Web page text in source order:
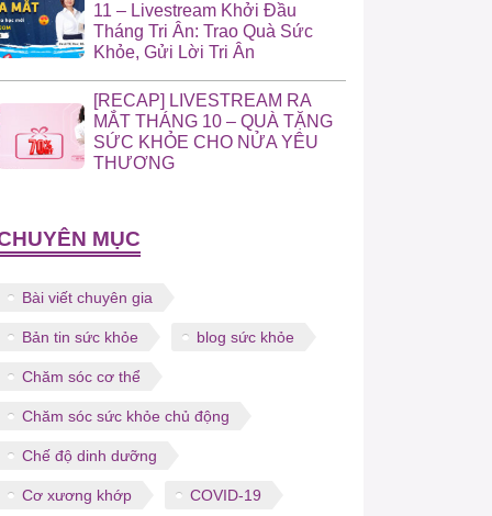
11 – Livestream Khởi Đầu
Tháng Tri Ân: Trao Quà Sức
Khỏe, Gửi Lời Tri Ân
[RECAP] LIVESTREAM RA
MẮT THÁNG 10 – QUÀ TẶNG
SỨC KHỎE CHO NỬA YÊU
THƯƠNG
MỤC
Bài viết chuyên gia
Bản tin sức khỏe blog sức khỏe
Chăm sóc cơ thể
Chăm sóc sức khỏe chủ động
Chế độ dinh dưỡng
Cơ xương khớp COVID-19